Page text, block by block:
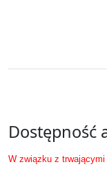
Dostępność
W związku z